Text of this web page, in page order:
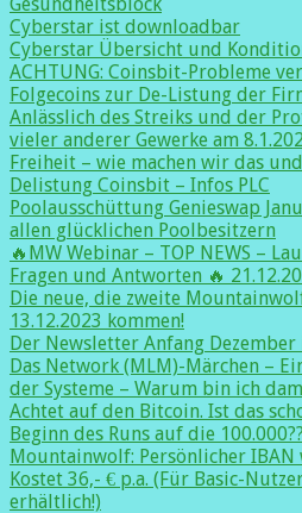
Cyberstar ist downloadbar
Cyberstar Übersicht und
ACHTUNG: Coinsbit-Probleme
Folgecoins zur De-Listung der
Anlässlich des Streiks und der
vieler anderer Gewerke am
Freiheit – wie machen wir das
Delistung Coinsbit – Infos PLC
Poolausschüttung Genieswap
allen glücklichen Poolbesitzern
🔥MW Webinar – TOP NEWS –
Fragen und Antworten 🔥
Die neue, die zweite
13.12.2023 kommen!
Der Newsletter Anfang
Das Network (MLM)-Märchen –
der Systeme – Warum bin ich
Achtet auf den Bitcoin. Ist das
Beginn des Runs auf die
Mountainwolf: Persönlicher IBAN
Kostet 36,- € p.a. (Für Basic-
erhältlich!)